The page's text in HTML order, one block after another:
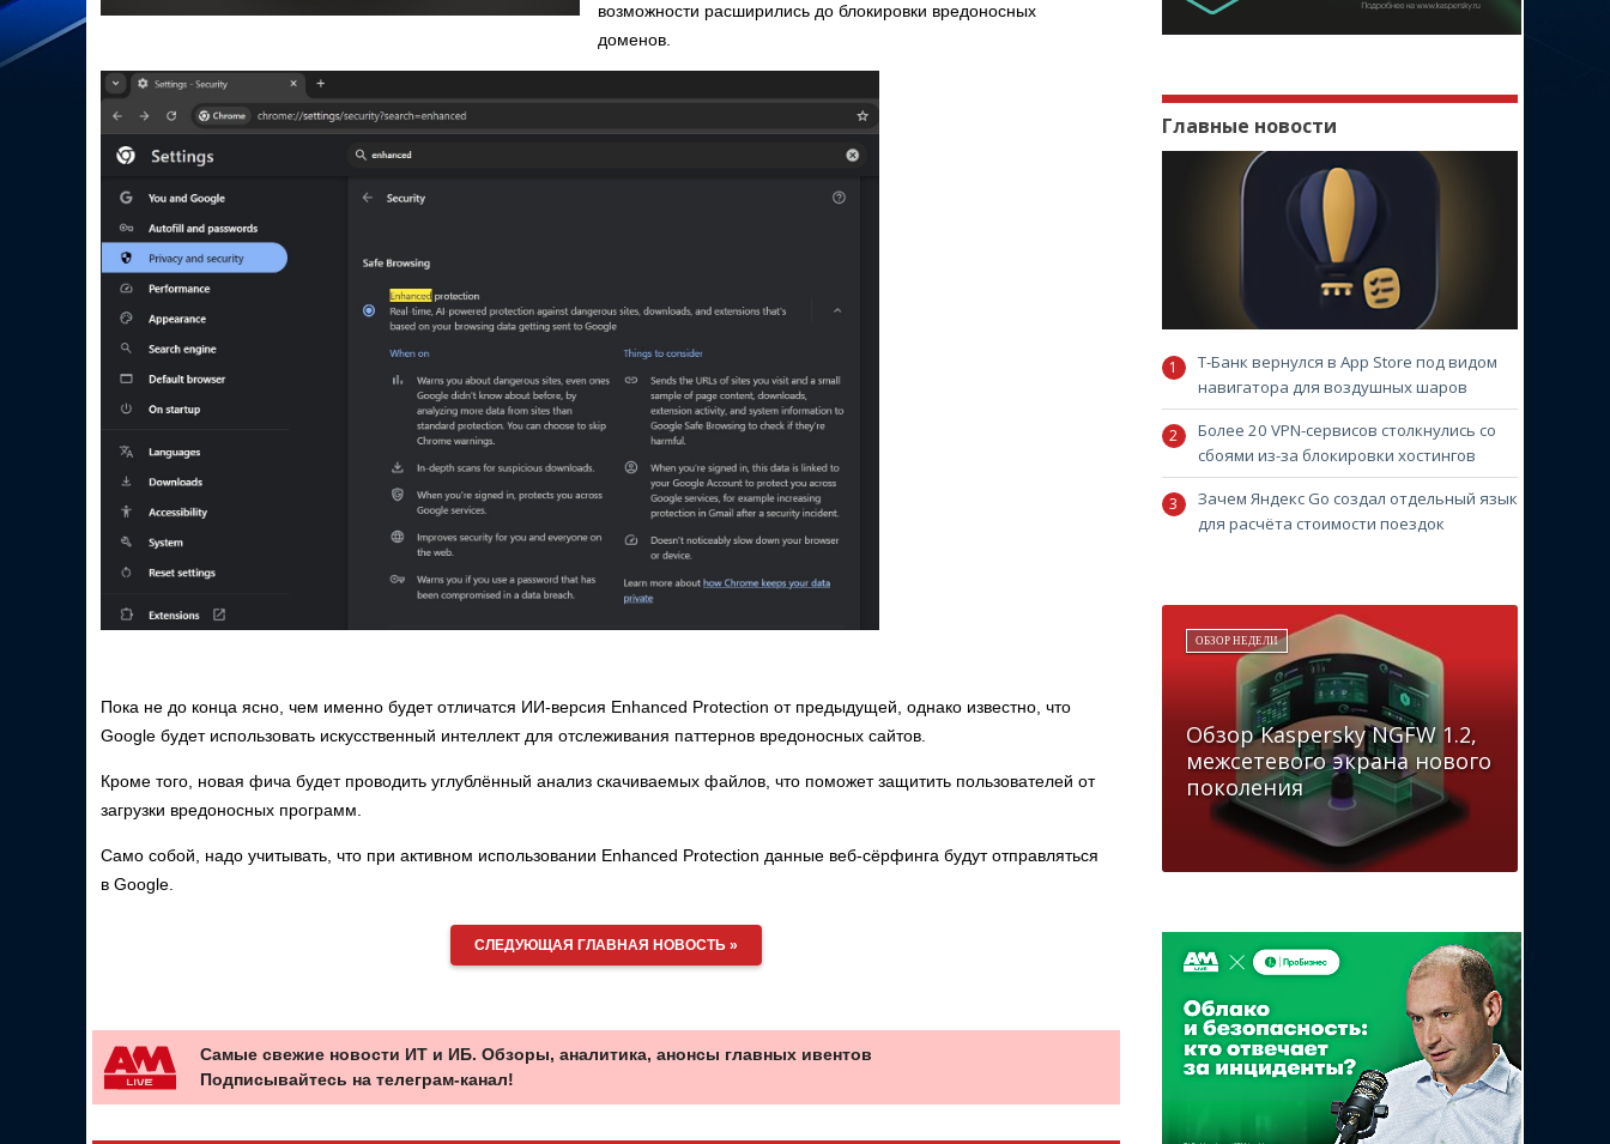
возможности расширились до блокировки вредоносных
доменов.
Пока не до конца ясно, чем именно будет отличатся ИИ-версия Enhanced Protection от предыдущей, однако известно, что
Google будет использовать искусственный интеллект для отслеживания паттернов вредоносных сайтов.
Кроме того, новая фича будет проводить углублённый анализ скачиваемых файлов, что поможет защитить пользователей от
загрузки вредоносных программ.
Само собой, надо учитывать, что при активном использовании Enhanced Protection данные веб-сёрфинга будут отправляться
в Google.
СЛЕДУЮЩАЯ ГЛАВНАЯ НОВОСТЬ »
Самые свежие новости ИТ и ИБ. Обзоры, аналитика, анонсы главных ивентов
Подписывайтесь на телеграм-канал!
Главные новости
Т-Банк вернулся в App Store под видом
навигатора для воздушных шаров
Более 20 VPN-сервисов столкнулись со
сбоями из-за блокировки хостингов
Зачем Яндекс Go создал отдельный язык
для расчёта стоимости поездок
ОБЗОР НЕДЕЛИ
Обзор Kaspersky NGFW 1.2,
межсетевого экрана нового
поколения